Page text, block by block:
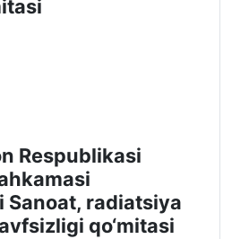
Respublikasi
Sanoat, radiatsiya
qo‘mitasi